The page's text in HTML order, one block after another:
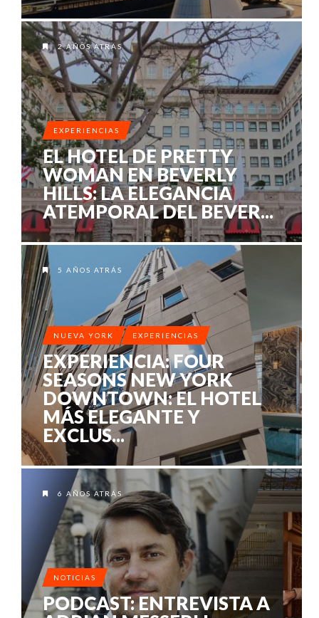
2 AÑOS ATRÁS
EXPERIENCIAS
EL HOTEL DE PRETTY
WOMAN EN BEVERLY
HILLS: LA ELEGANCIA
ATEMPORAL DEL BEVER...
5 AÑOS ATRÁS
NUEVA YORK EXPERIENCIAS
EXPERIENCIA: FOUR
SEASONS NEW YORK
DOWNTOWN: EL HOTEL
MÁS ELEGANTE Y
EXCLUS...
6 AÑOS ATRÁS
NOTICIAS
PODCAST: ENTREVISTA A